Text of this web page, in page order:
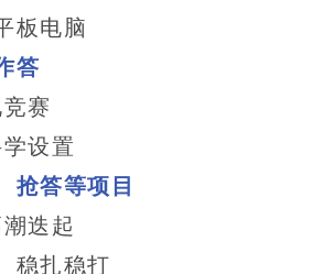
板电脑
答
赛
设置
抢答等项目
迭起
稳扎稳打